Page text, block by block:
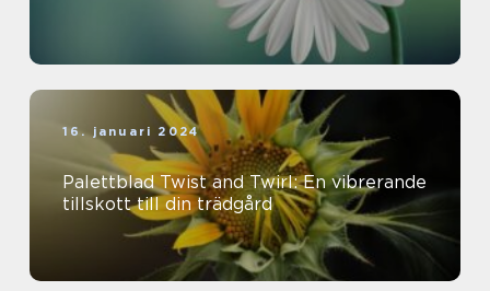
16. januari 2024
Palettblad Twist and Twirl: En vibrerande
tillskott till din trädgård